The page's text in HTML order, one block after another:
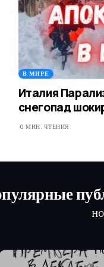
В МИРЕ
Италия
снегопад
0 МИН. ЧТЕНИЯ